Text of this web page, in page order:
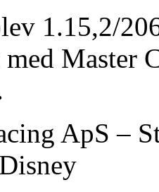
1.15,2/
med Master
ApS –